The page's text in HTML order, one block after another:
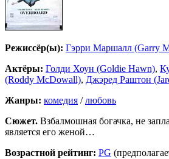
Режиссёр(ы): Гэрри Маршалл (Garry
Актёры: Голди Хоун (Goldie Hawn),
(Roddy McDowall), Джэред Раштон
Жанры: комедия /любовь
Сюжет. Взбалмошная богачка, не
является его женой…
Возрастной рейтинг: PG